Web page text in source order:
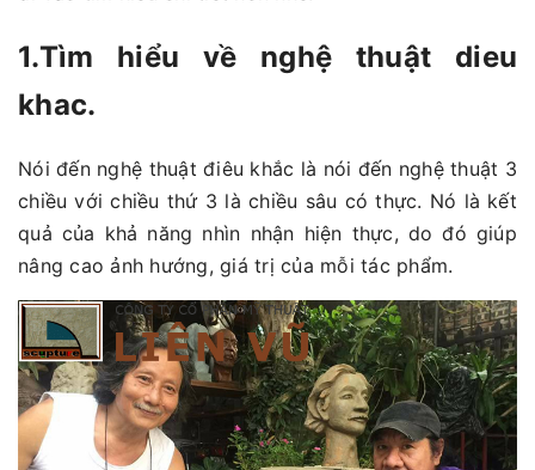
1.Tìm hiểu về nghệ thuật dieu
khac.
Nói đến nghệ thuật điêu khắc là nói đến nghệ thuật 3
chiều với chiều thứ 3 là chiều sâu có thực. Nó là kết
quả của khả năng nhìn nhận hiện thực, do đó giúp
nâng cao ảnh hướng, giá trị của mỗi tác phẩm.